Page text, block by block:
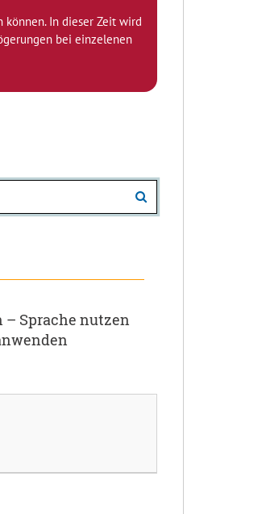
In dieser Zeit wird
bei einzelenen
Sprache nutzen